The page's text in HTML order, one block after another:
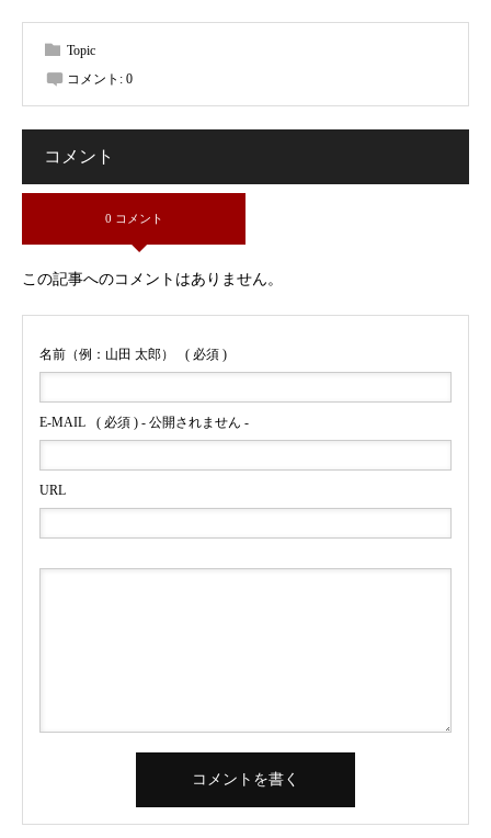
Topic
コメント: 0
コメント
0 コメント
この記事へのコメントはありません。
名前（例：山田 太郎） ( 必須 )
E-MAIL ( 必須 ) - 公開されません -
URL